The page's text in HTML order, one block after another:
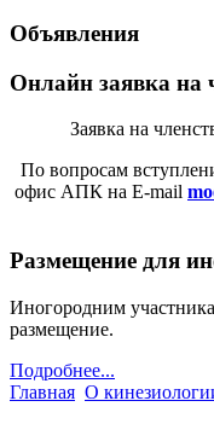
Объявления
Онлайн заявка на
Заявка на
По вопросам
офис АПК на E-mail
Размещение для
Иногородним
размещение.
Подробнее...
Главная О